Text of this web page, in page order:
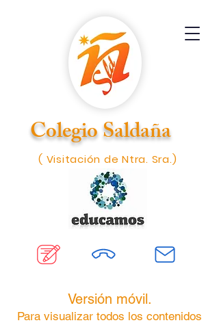
Colegio Saldaña
( Visitación de Ntra. Sra.)
Versión móvil.
Para visualizar todos los contenidos